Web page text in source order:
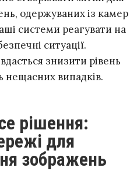
одержуваних із камер
системи реагувати на
ситуації.
знизити рівень
нещасних випадків.
для
зображень